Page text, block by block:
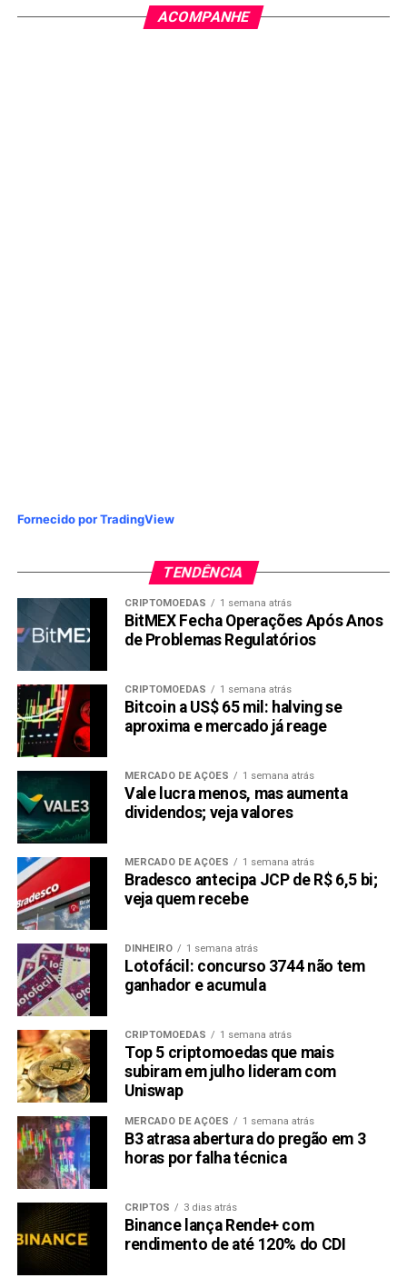
ACOMPANHE
Fornecido por TradingView
TENDÊNCIA
CRIPTOMOEDAS 1 semana atrás
BitMEX Fecha Operações Após Anos
de Problemas Regulatórios
CRIPTOMOEDAS 1 semana atrás
Bitcoin a US$ 65 mil: halving se
aproxima e mercado já reage
MERCADO DE AÇÕES 1 semana atrás
Vale lucra menos, mas aumenta
dividendos; veja valores
MERCADO DE AÇÕES 1 semana atrás
Bradesco antecipa JCP de R$ 6,5 bi;
veja quem recebe
DINHEIRO 1 semana atrás
Lotofácil: concurso 3744 não tem
ganhador e acumula
CRIPTOMOEDAS 1 semana atrás
Top 5 criptomoedas que mais
subiram em julho lideram com
Uniswap
MERCADO DE AÇÕES 1 semana atrás
B3 atrasa abertura do pregão em 3
horas por falha técnica
CRIPTOS 3 dias atrás
Binance lança Rende+ com
rendimento de até 120% do CDI